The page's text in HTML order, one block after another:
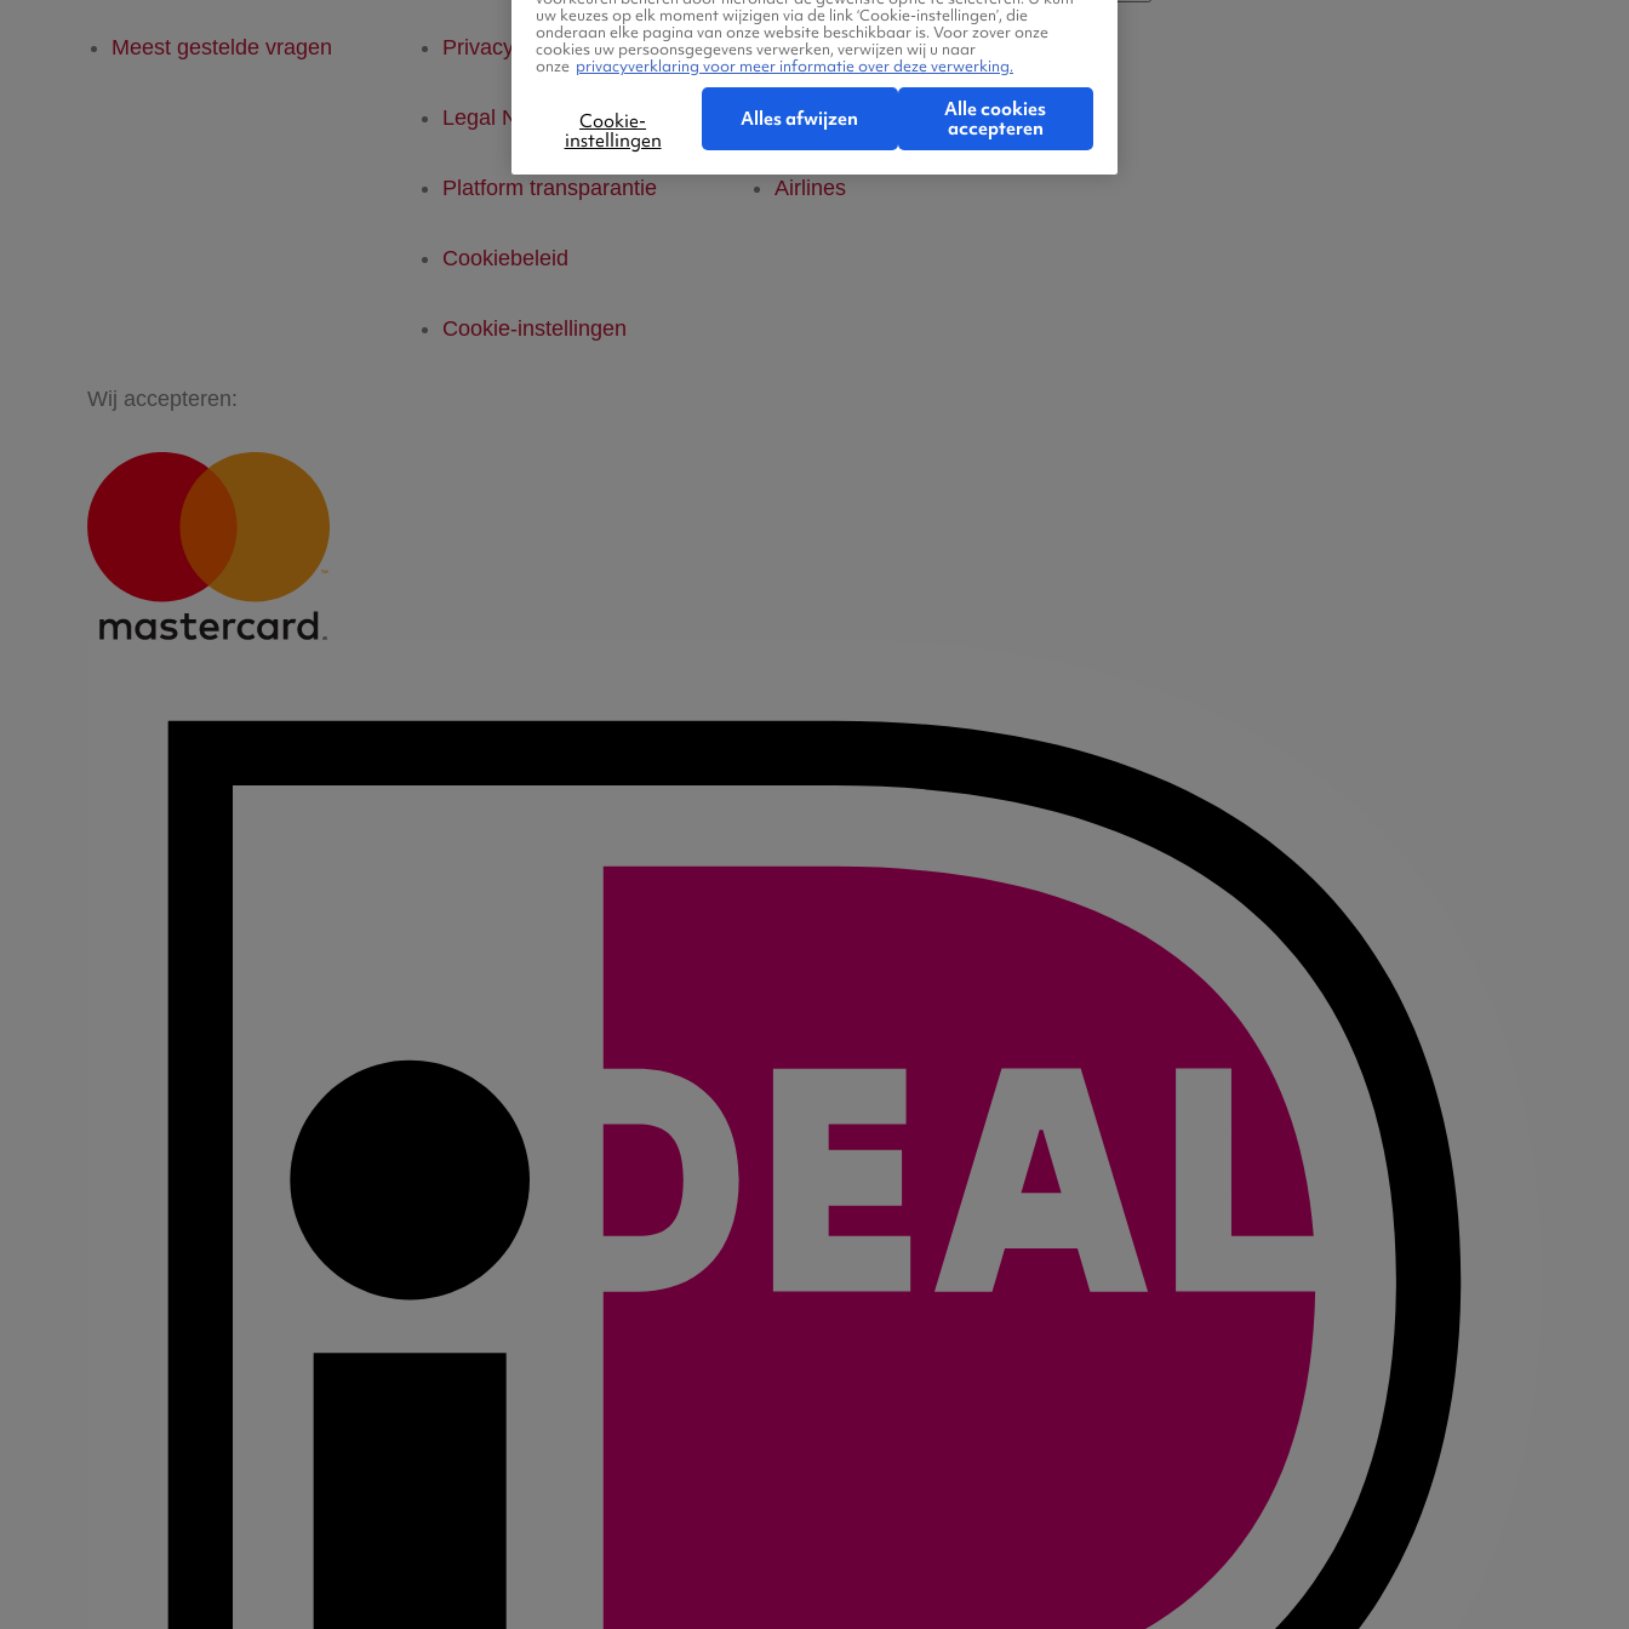
Meest gestelde vragen Privacyverklaring
Legal Notice
Platform transparantie
Cookiebeleid
Cookie-instellingen
Hotels
Vlucht + hotel
Airlines
Wij accepteren:
uw keuzes op elk moment wijzigen via de link ‘Cookie-instellingen’, die
onderaan elke pagina van onze website beschikbaar is. Voor zover onze
cookies uw persoonsgegevens verwerken, verwijzen wij u naar
onze privacyverklaring voor meer informatie over deze verwerking.
Cookie-
instellingen
Alles afwijzen
Alle cookies
accepteren